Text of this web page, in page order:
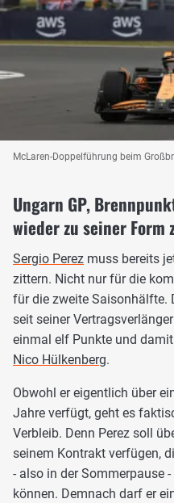
McLaren-Doppelführung beim
Ungarn GP,
wieder zu seiner Form
Sergio Perez muss bereits
zittern. Nicht nur für die
für die zweite Saisonhälfte.
seit seiner
einmal elf Punkte und
Nico Hülkenberg.
Obwohl er eigentlich über
Jahre verfügt, geht es
Verbleib. Denn Perez soll
seinem Kontrakt verfügen,
- also in der Sommerpause
können. Demnach darf er